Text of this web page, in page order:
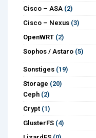
Cisco – ASA (2)
Cisco – Nexus (3)
OpenWRT (2)
Sophos / Astaro (5)
Sonstiges (19)
Storage (20)
Ceph (2)
Crypt (1)
GlusterFS (4)